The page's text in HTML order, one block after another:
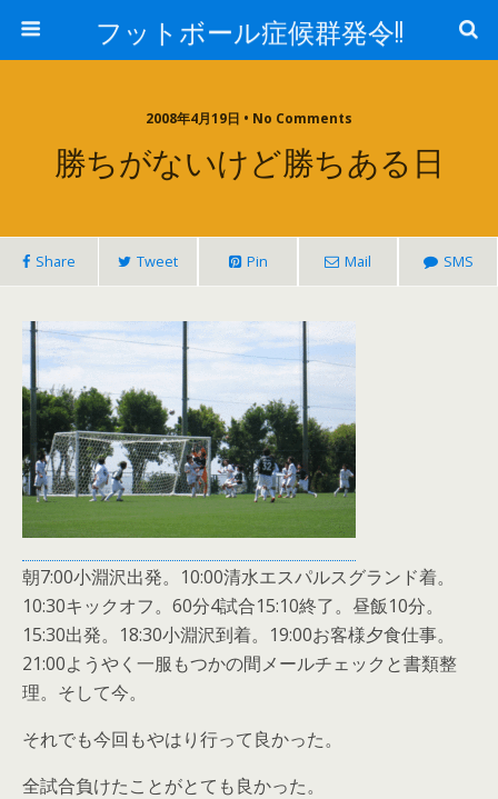
フットボール症候群発令!!
2008年4月19日 • No Comments
勝ちがないけど勝ちある日
Share Tweet Pin Mail SMS
朝7:00小淵沢出発。10:00清水エスパルスグランド着。
10:30キックオフ。60分4試合15:10終了。昼飯10分。
15:30出発。18:30小淵沢到着。19:00お客様夕食仕事。
21:00ようやく一服もつかの間メールチェックと書類整
理。そして今。
それでも今回もやはり行って良かった。
全試合負けたことがとても良かった。